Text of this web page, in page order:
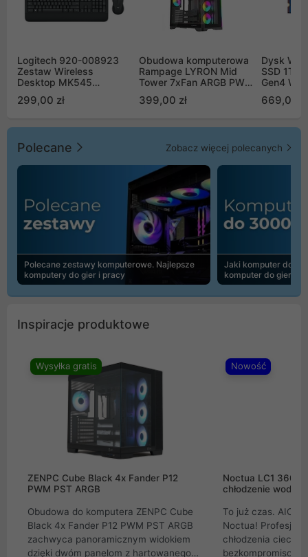
Logitech 920-008923
Zestaw Wireless
Desktop MK545
299,00 zł
Obudowa komputerowa
Rampage LYRON Mid
Tower 7xFan ARGB PWM
399,00 zł
Dysk WD
SSD 1TB
Gen4
669,00
Polecane Zobacz więcej polecanych
Polecane zestawy komputerowe. Najlepsze
komputery do gier i pracy
Jaki komputer do
komputer do gier |
Inspiracje produktowe
Wysyłka gratis
ZENPC Cube Black 4x Fander P12
PWM PST ARGB
Obudowa do komputera ZENPC Cube
Black 4x Fander P12 PWM PST ARGB
zachwyca panoramicznym widokiem
dzięki dwóm panelom z hartowanego
Nowość
Noctua LC1
chłodzenie wodne
To już czas. AIO
Noctua!
chłodzenia cieczą